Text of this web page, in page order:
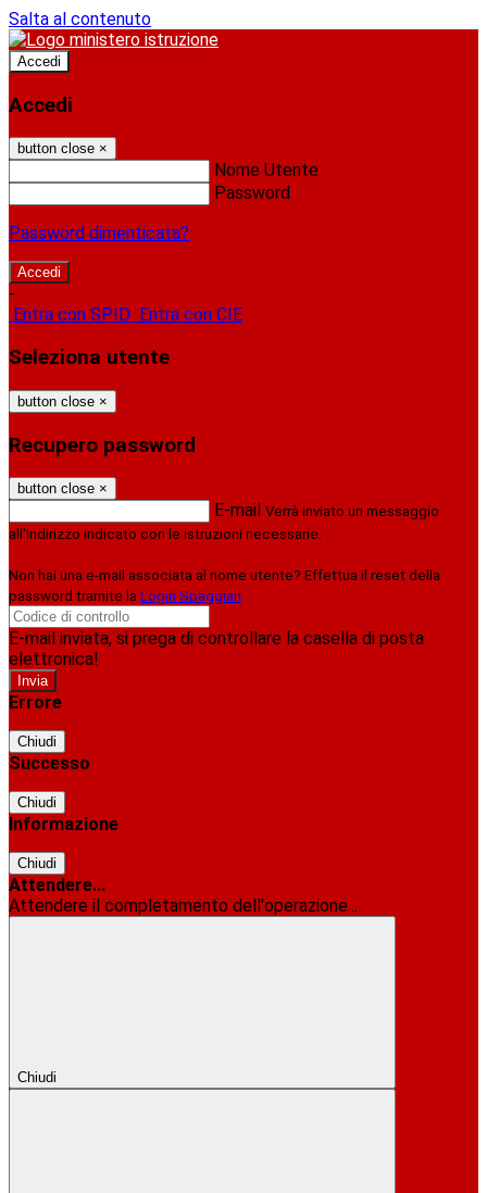
Salta al contenuto
Accedi
Accedi
button close ×
Nome Utente
Password
Password dimenticata?
-
Entra con SPID Entra con CIE
Seleziona utente
button close ×
Recupero password
button close ×
E-mail Verrà inviato un messaggio
all'indirizzo indicato con le istruzioni necessarie.
Non hai una e-mail associata al nome utente? Effettua il reset della
password tramite la Login Spaggiari
E-mail inviata, si prega di controllare la casella di posta
elettronica!
Errore
Chiudi
Successo
Chiudi
Informazione
Chiudi
Attendere...
Attendere il completamento dell'operazione...
Chiudi